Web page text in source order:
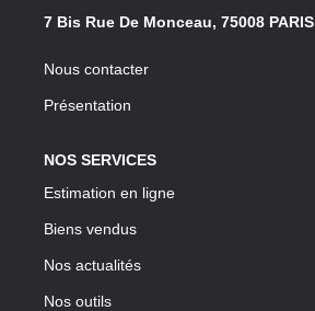
7 Bis Rue De Monceau, 75008 PARIS
Nous contacter
Présentation
NOS SERVICES
Estimation en ligne
Biens vendus
Nos actualités
Nos outils